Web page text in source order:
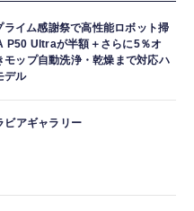
イム感謝祭で高性能ロボット掃
P50 Ultraが半額＋さらに5％オ
モップ自動洗浄・乾燥まで対応ハ
デル
ビアギャラリー